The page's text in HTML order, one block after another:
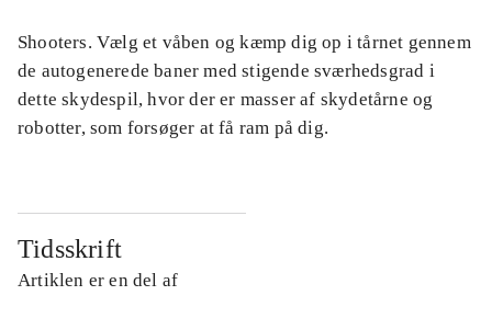
Shooters. Vælg et våben og kæmp dig op i tårnet gennem
de autogenerede baner med stigende sværhedsgrad i
dette skydespil, hvor der er masser af skydetårne og
robotter, som forsøger at få ram på dig.
Tidsskrift
Artiklen er en del af